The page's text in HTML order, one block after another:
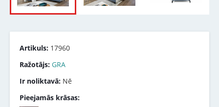
Artikuls: 17960
Ražotājs: GRA
Ir noliktavā: Nē
Pieejamās krāsas: